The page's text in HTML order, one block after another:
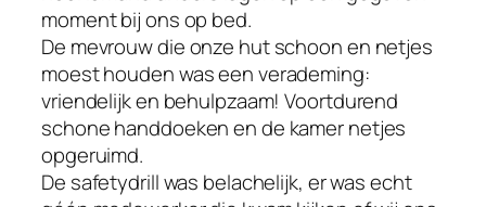
moment bij ons op bed.
De mevrouw die onze hut schoon en netjes
moest houden was een verademing:
vriendelijk en behulpzaam! Voortdurend
schone handdoeken en de kamer netjes
opgeruimd.
De safetydrill was belachelijk, er was echt